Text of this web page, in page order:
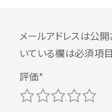
メールアドレスは公開
いている欄は必須項目
5
4
3
2